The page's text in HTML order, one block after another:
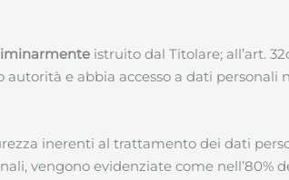
istruito dal Titolare; all’art.
e abbia accesso a dati personali
inerenti al trattamento dei dati
vengono evidenziate come nell’80%